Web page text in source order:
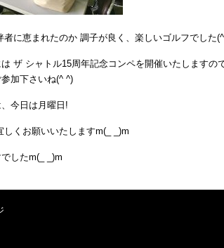
者に恵まれたのか 調子が良く、楽しいゴルフでした
ザ シャトル15周年記念コンペを開催いたしますの
加下さいね(^ ^)
今日は月曜日!
しくお願いいたしますm(_ _)m
したm(_ _)m